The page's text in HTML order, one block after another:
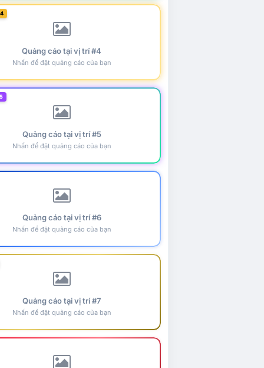
Quảng cáo tại vị trí #4
Nhấn để đặt quảng cáo của bạn
Quảng cáo tại vị trí #5
Nhấn để đặt quảng cáo của bạn
Quảng cáo tại vị trí #6
Nhấn để đặt quảng cáo của bạn
Quảng cáo tại vị trí #7
Nhấn để đặt quảng cáo của bạn